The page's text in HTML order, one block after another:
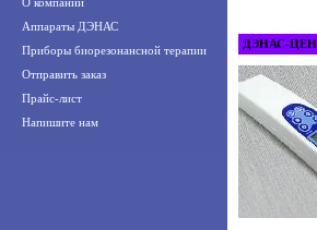
Аппараты ДЭНАС
Приборы биорезонансной терапии
Отправить заказ
Прайс-лист
Напишите нам
ДЭНАС-